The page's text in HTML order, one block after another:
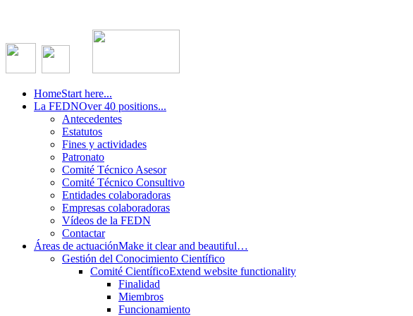
HomeStart here...
La FEDNOver 40 positions...
Antecedentes
Estatutos
Fines y actividades
Patronato
Comité Técnico Asesor
Comité Técnico Consultivo
Entidades colaboradoras
Empresas colaboradoras
Vídeos de la FEDN
Contactar
Áreas de actuaciónMake it clear and beautiful…
Gestión del Conocimiento Científico
Comité CientíficoExtend website functionality
Finalidad
Miembros
Funcionamiento